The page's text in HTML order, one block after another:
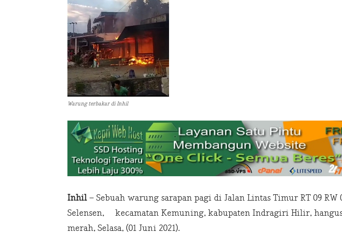
Warung terbakar di Inhil
Inhil – Sebuah warung sarapan pagi di Jalan Lintas Timur RT 09 RW
Selensen, kecamatan Kemuning, kabupaten Indragiri Hilir,
merah, Selasa, (01 Juni 2021).